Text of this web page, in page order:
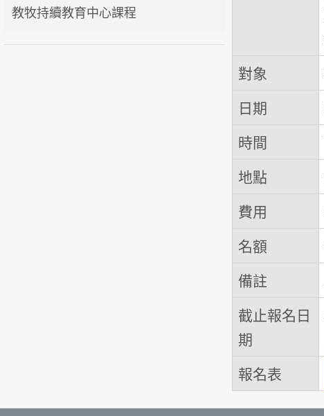
教牧持續教育中心課程
對象
日期
時間
地點
費用
名額
備註
截止報名日
期
報名表